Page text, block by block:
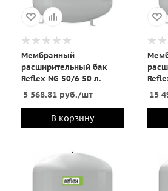
Мембранный
расширительный бак
Reflex NG 50/6 50 л.
5 568.81 руб./шт
В корзину
15